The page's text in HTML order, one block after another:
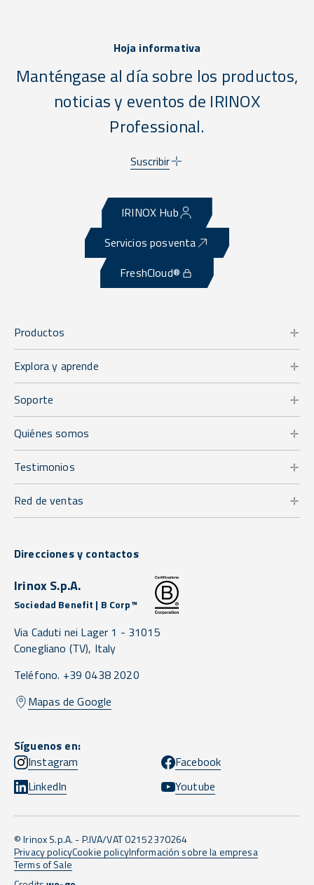
Hoja informativa
Manténgase al día sobre los productos,
noticias y eventos de IRINOX
Professional.
Suscribir
IRINOX Hub
Servicios posventa
FreshCloud®
Productos
Explora y aprende
Soporte
Quiénes somos
Testimonios
Red de ventas
Direcciones y contactos
Irinox S.p.A.
Sociedad Benefit | B Corp™
Via Caduti nei Lager 1 - 31015
Conegliano (TV), Italy
Teléfono. +39 0438 2020
Mapas de Google
Síguenos en:
Instagram
Facebook
LinkedIn
Youtube
© Irinox S.p.A. - P.IVA/VAT 02152370264
Privacy policyCookie policyInformación sobre la empresa
Terms of Sale